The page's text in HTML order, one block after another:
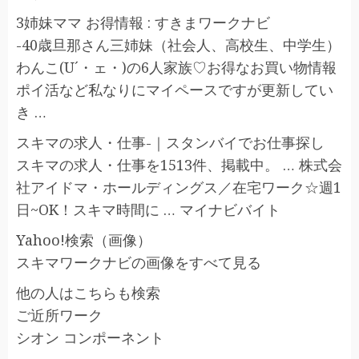
3姉妹ママ お得情報 : すきまワークナビ
-40歳旦那さん三姉妹（社会人、高校生、中学生）
わんこ(U´・ェ・)の6人家族♡お得なお買い物情報
ポイ活など私なりにマイペースですが更新してい
き …
スキマの求人・仕事-｜スタンバイでお仕事探し
スキマの求人・仕事を1513件、掲載中。 … 株式会
社アイドマ・ホールディングス／在宅ワーク☆週1
日~OK！スキマ時間に … マイナビバイト
Yahoo!検索（画像）
スキマワークナビの画像をすべて見る
他の人はこちらも検索
ご近所ワーク
シオン コンポーネント